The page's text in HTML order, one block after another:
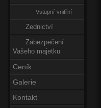
Vstupní-vnitřní
Zednictví
Zabezpečení
Vašeho majetku
Ceník
Galerie
Kontakt